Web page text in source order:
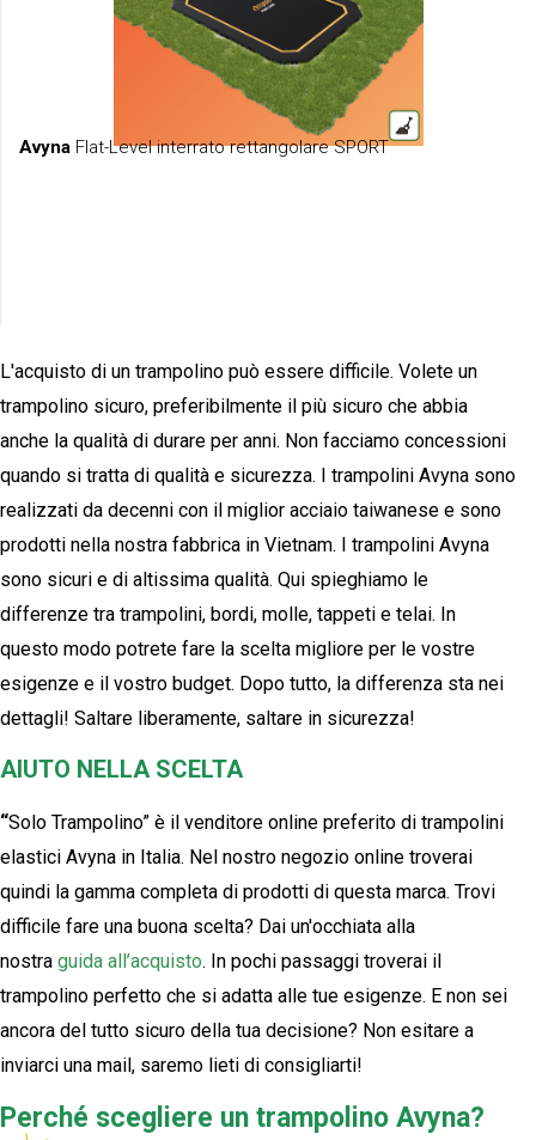
Avyna Flat-Level interrato rettangolare SPORT
L'acquisto di un trampolino può essere difficile. Volete un
trampolino sicuro, preferibilmente il più sicuro che abbia
anche la qualità di durare per anni. Non facciamo concessioni
quando si tratta di qualità e sicurezza. I trampolini Avyna sono
realizzati da decenni con il miglior acciaio taiwanese e sono
prodotti nella nostra fabbrica in Vietnam. I trampolini Avyna
sono sicuri e di altissima qualità. Qui spieghiamo le
differenze tra trampolini, bordi, molle, tappeti e telai. In
questo modo potrete fare la scelta migliore per le vostre
esigenze e il vostro budget. Dopo tutto, la differenza sta nei
dettagli! Saltare liberamente, saltare in sicurezza!
AIUTO NELLA SCELTA
“Solo Trampolino” è il venditore online preferito di trampolini
elastici Avyna in Italia. Nel nostro negozio online troverai
quindi la gamma completa di prodotti di questa marca. Trovi
difficile fare una buona scelta? Dai un'occhiata alla
nostra guida all’acquisto. In pochi passaggi troverai il
trampolino perfetto che si adatta alle tue esigenze. E non sei
ancora del tutto sicuro della tua decisione? Non esitare a
inviarci una mail, saremo lieti di consigliarti!
Perché scegliere un trampolino Avyna?